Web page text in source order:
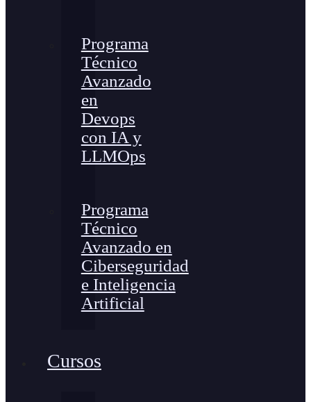
Programa
Técnico
Avanzado
en
Devops
con IA y
LLMOps
Programa
Técnico
Avanzado en
Ciberseguridad
e Inteligencia
Artificial
Cursos